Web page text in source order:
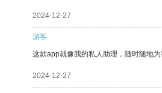
2024-12-27
游客
这款app就像我的私人助理，随时随地为
2024-12-27